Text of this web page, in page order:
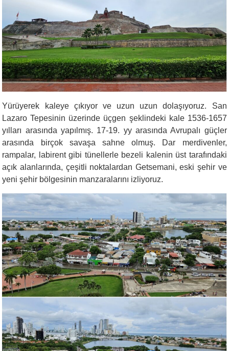
Yürüyerek kaleye çıkıyor ve uzun uzun dolaşıyoruz. San
Lazaro Tepesinin üzerinde üçgen şeklindeki kale 1536-1657
yılları arasında yapılmış. 17-19. yy arasında Avrupalı güçler
arasında birçok savaşa sahne olmuş. Dar merdivenler,
rampalar, labirent gibi tünellerle bezeli kalenin üst tarafındaki
açık alanlarında, çeşitli noktalardan Getsemani, eski şehir ve
yeni şehir bölgesinin manzaralarını izliyoruz.